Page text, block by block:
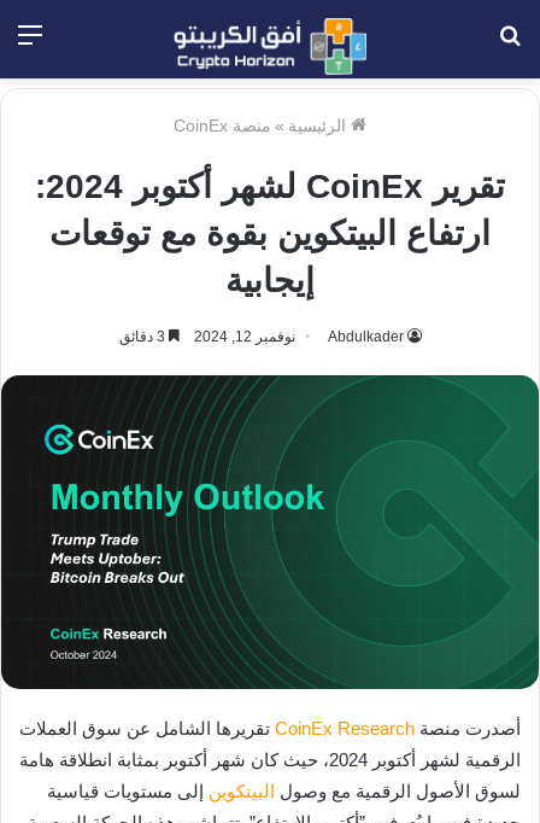
الرئيسية » منصة CoinEx
تقرير CoinEx لشهر أكتوبر 2024:
ارتفاع البيتكوين بقوة مع توقعات
إيجابية
Abdulkader نوفمبر 12, 2024
أصدرت منصة CoinEx Research تقريرها الشامل عن سوق العملات
الرقمية لشهر أكتوبر 2024، حيث كان شهر أكتوبر بمثابة انطلاقة هامة
لسوق الأصول الرقمية مع وصول البيتكوين إلى مستويات قياسية